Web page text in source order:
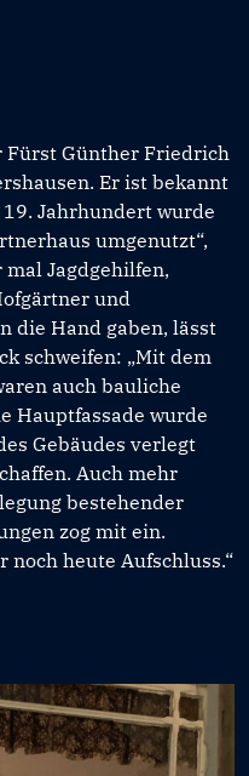
Fürst Günther Friedrich
Er ist bekannt
Jahrhundert wurde
umgenutzt“,
Jagdgehilfen,
und
die Hand gaben, lässt
schweifen: „Mit dem
auch bauliche
Hauptfassade wurde
Gebäudes verlegt
Auch mehr
bestehender
zog mit ein.
heute Aufschluss.“